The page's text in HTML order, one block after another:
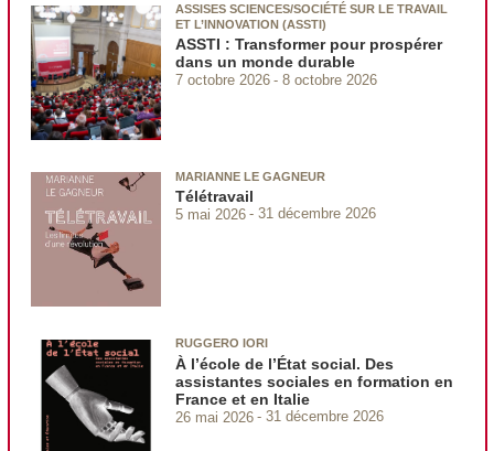
ASSISES SCIENCES/SOCIÉTÉ SUR LE TRAVAIL
ET L’INNOVATION (ASSTI)
ASSTI : Transformer pour prospérer
dans un monde durable
7 octobre 2026 8 octobre 2026
MARIANNE LE GAGNEUR
Télétravail
5 mai 2026 31 décembre 2026
RUGGERO IORI
À l’école de l’État social. Des
assistantes sociales en formation en
France et en Italie
26 mai 2026 31 décembre 2026